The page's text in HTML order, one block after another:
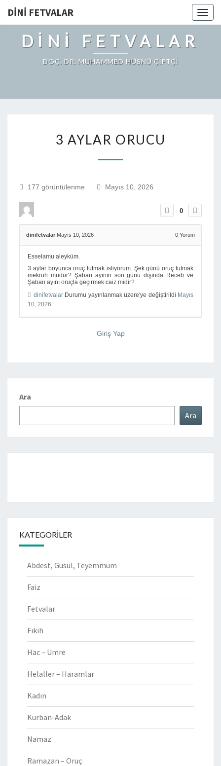
DINI FETVALAR
DINI FETVALAR
DOÇ. DR. MUHAMMED HÜSNÜ ÇİFTÇİ
3 AYLAR ORUCU
177 görüntülenme Mayıs 10, 2026
0
dinifetvalar Mayıs 10, 2026 0 Yorum
Esselamu aleyküm.
3 aylar boyunca oruç tutmak istiyorum. Şek günü oruç tutmak
mekruh mudur? Şaban ayının son günü dışında Receb ve
Şaban ayını oruçla geçirmek caiz midir?
dinifetvalar Durumu yayınlanmak üzere'ye değiştirildi Mayıs
10, 2026
Giriş Yap
Ara
Ara
KATEGORILER
Abdest, Gusül, Teyemmüm
Faiz
Fetvalar
Fıkıh
Hac – Umre
Helaller – Haramlar
Kadın
Kurban-Adak
Namaz
Ramazan – Oruç